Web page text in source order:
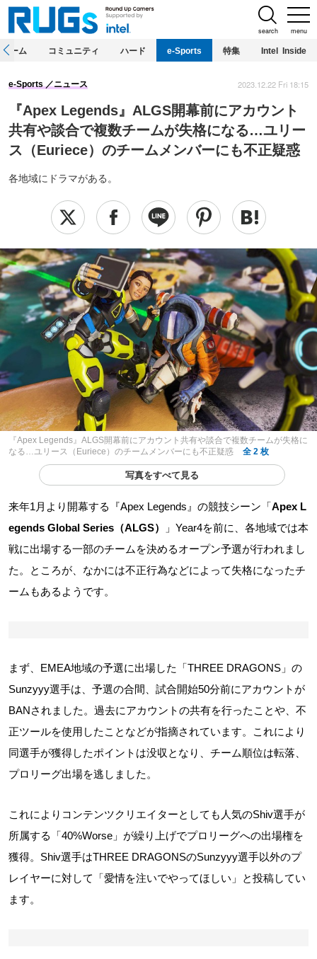
menu
search
ホーム コミュニティ ハード e-Sports 特集 Intel Inside
『Apex Legends』ALGS開幕前にアカウント
共有や談合で複数チームが失格になる…ユリー
ス（Euriece）のチームメンバーにも不正疑惑
各地域にドラマがある。
e-Sports ニュース 2023.12.22 Fri 18:15
『Apex Legends』ALGS開幕前にアカウント共有や談合で複数チームが失格に
なる…ユリース（Euriece）のチームメンバーにも不正疑惑
全 2 枚
写真をすべて見る
来年1月より開幕する『Apex Legends』の競技シーン「Apex L
egends Global Series（ALGS）
」Year4を前に、各地域では本
戦に出場する一部のチームを決めるオープン予選が行われまし
た。ところが、なかには不正行為などによって失格になったチ
ームもあるようです。
まず、EMEA地域の予選に出場した「THREE DRAGONS」の
Sunzyyy選手は、予選の合間、試合開始50分前にアカウントが
BANされました。過去にアカウントの共有を行ったことや、不
正ツールを使用したことなどが指摘されています。これにより
同選手が獲得したポイントは没収となり、チーム順位は転落、
プロリーグ出場を逃しました。
これによりコンテンツクリエイターとしても人気のShiv選手が
所属する「40%Worse」が繰り上げでプロリーグへの出場権を
獲得。Shiv選手はTHREE DRAGONSのSunzyyy選手以外のプ
レイヤーに対して「愛情を注いでやってほしい」と投稿してい
ます。